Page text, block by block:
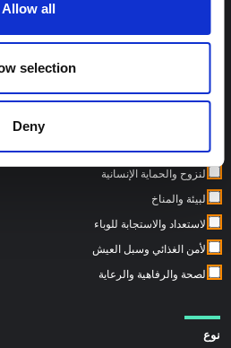
Allow all
selection
Deny
وسط وشرق أفريقيا
الصراع وبناء السلام
النزوح والحماية الإنسانية
البيئة والمناخ
الاستعداد والاستجابة للوباء
الأمن الغذائي وسبل العيش
الصحة والرفاهية والرعاية
نوع